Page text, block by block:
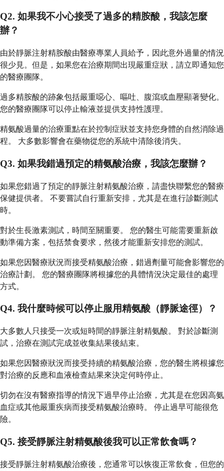
Q2. 如果我不小心接受了過多的精胺酸，我該怎麼
辦？
由於靜脈注射精胺酸由醫療專業人員給予，因此意外過量的情況
很少見。但是，如果您在治療期間出現嚴重症狀，請立即通知您
的醫療團隊。
過多精胺酸的跡象包括嚴重噁心、嘔吐、腹瀉或血壓顯著變化。
您的醫療團隊可以停止輸液並提供支持性護理。
精氨酸過量的治療重點在於控制症狀並支持您身體的自然消除過
程。 大多數影響會在藥物從您的系統中清除後消失。
Q3. 如果我錯過預定的精氨酸治療，我該怎麼辦？
如果您錯過了預定的靜脈注射精氨酸治療，請盡快聯繫您的醫療
保健提供者。 不要嘗試自行重新安排，尤其是在進行診斷測試
時。
對於生長激素測試，時間至關重要。 您的醫生可能需要重新啟
動準備方案，包括禁食要求，然後才能重新安排您的測試。
如果您因醫療狀況而接受精氨酸治療，錯過劑量可能會影響您的
治療計劃。 您的醫療團隊將根據您的具體情況決定最佳的處理
方式。
Q4. 我什麼時候可以停止服用精氨酸（靜脈途徑）？
大多數人只接受一次或短時間的靜脈注射精氨酸。 對於診斷測
試，治療在測試完成並收集結果後結束。
如果您因醫療狀況而接受持續的精氨酸治療，您的醫生將根據您
對治療的反應和血液檢查結果來決定何時停止。
切勿在沒有醫療指導的情況下過早停止治療，尤其是在您因高氨
血症或其他嚴重疾病而接受精氨酸治療時。 停止過早可能很危
險。
Q5. 接受靜脈注射精氨酸後我可以正常飲食嗎？
接受靜脈注射精氨酸治療後，您通常可以恢復正常飲食，但您的